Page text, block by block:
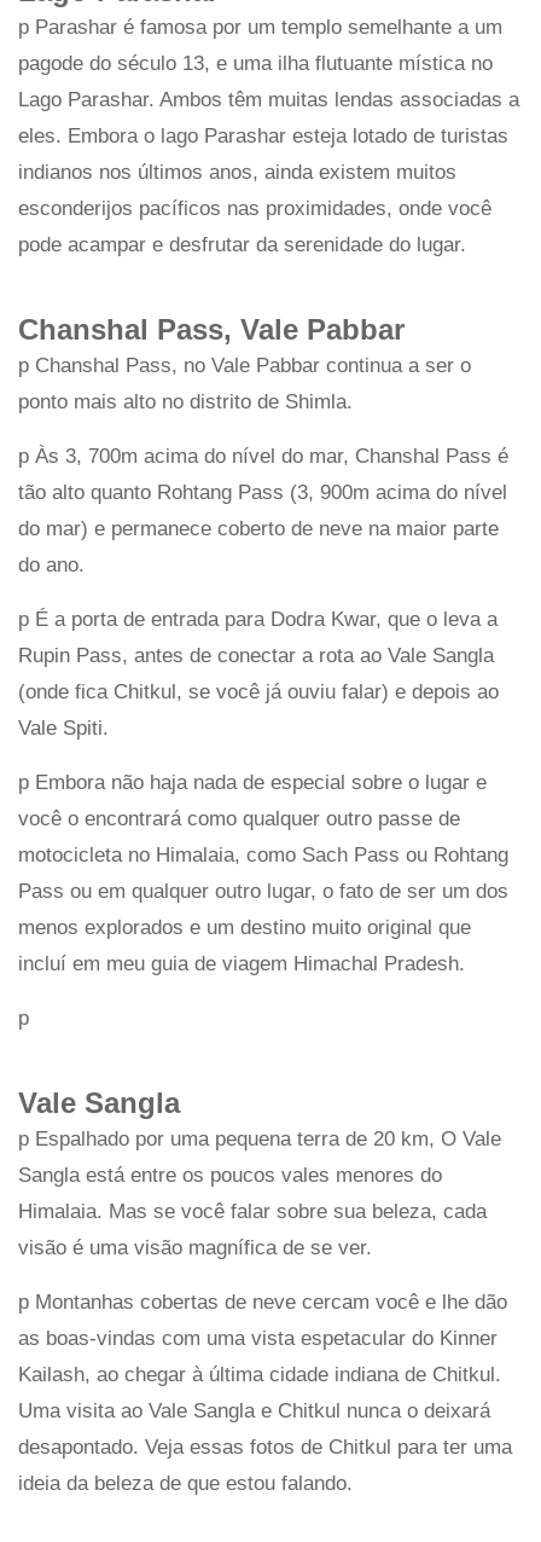
p Parashar é famosa por um templo semelhante a um
pagode do século 13, e uma ilha flutuante mística no
Lago Parashar. Ambos têm muitas lendas associadas a
eles. Embora o lago Parashar esteja lotado de turistas
indianos nos últimos anos, ainda existem muitos
esconderijos pacíficos nas proximidades, onde você
pode acampar e desfrutar da serenidade do lugar.
Chanshal Pass, Vale Pabbar
p Chanshal Pass, no Vale Pabbar continua a ser o
ponto mais alto no distrito de Shimla.
p Às 3, 700m acima do nível do mar, Chanshal Pass é
tão alto quanto Rohtang Pass (3, 900m acima do nível
do mar) e permanece coberto de neve na maior parte
do ano.
p É a porta de entrada para Dodra Kwar, que o leva a
Rupin Pass, antes de conectar a rota ao Vale Sangla
(onde fica Chitkul, se você já ouviu falar) e depois ao
Vale Spiti.
p Embora não haja nada de especial sobre o lugar e
você o encontrará como qualquer outro passe de
motocicleta no Himalaia, como Sach Pass ou Rohtang
Pass ou em qualquer outro lugar, o fato de ser um dos
menos explorados e um destino muito original que
incluí em meu guia de viagem Himachal Pradesh.
p
Vale Sangla
p Espalhado por uma pequena terra de 20 km, O Vale
Sangla está entre os poucos vales menores do
Himalaia. Mas se você falar sobre sua beleza, cada
visão é uma visão magnífica de se ver.
p Montanhas cobertas de neve cercam você e lhe dão
as boas-vindas com uma vista espetacular do Kinner
Kailash, ao chegar à última cidade indiana de Chitkul.
Uma visita ao Vale Sangla e Chitkul nunca o deixará
desapontado. Veja essas fotos de Chitkul para ter uma
ideia da beleza de que estou falando.